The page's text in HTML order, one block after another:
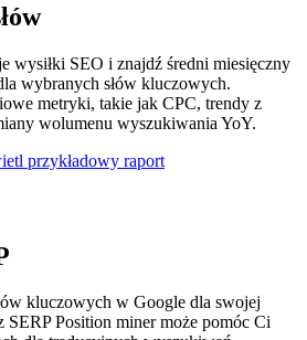
wysiłki SEO i znajdź średni miesięczny
wybranych słów kluczowych.
metryki, takie jak CPC, trendy z
wolumenu wyszukiwania YoY.
przykładowy raport
kluczowych w Google dla swojej
Position miner może pomóc Ci